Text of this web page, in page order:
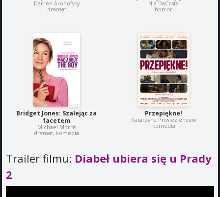
Darren Aronofsky
dramat
Nia DaCosta
horror
Bridget Jones: Szalejąc za
facetem
Michael Morris
dramat, komedia
Przepiękne!
Katarzyna Priwieziencew
komedia
Trailer filmu: Diabeł ubiera się u Prady
2